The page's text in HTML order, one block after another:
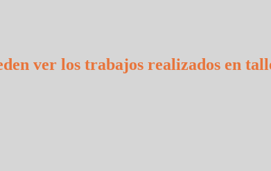
ver los trabajos realizados en